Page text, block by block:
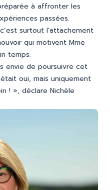
à affronter les
passées.
surtout l'attachement
qui motivent Mme
temps.
envie de poursuivre cet
oui, mais uniquement
! », déclare Nichèle